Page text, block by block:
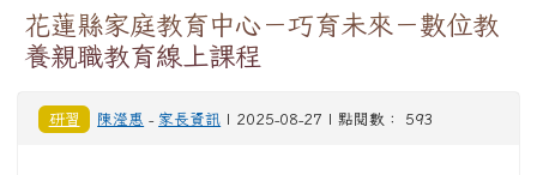
花蓮縣家庭教育中心－巧育未來－數位教
養親職教育線上課程
研習 陳瀅惠 - 家長資訊 | 2025-08-27 | 點閱數： 593